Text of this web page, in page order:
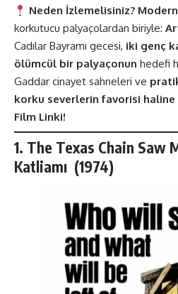
Neden İzlemelisiniz?
korkutucu palyaçolardan biriyle:
Cadılar Bayramı gecesi, iki genç
ölümcül bir palyaçonun hedefi
Gaddar cinayet sahneleri ve
korku severlerin favorisi haline
Film Linki!
1. The Texas Chain Saw
Katliamı (1974)